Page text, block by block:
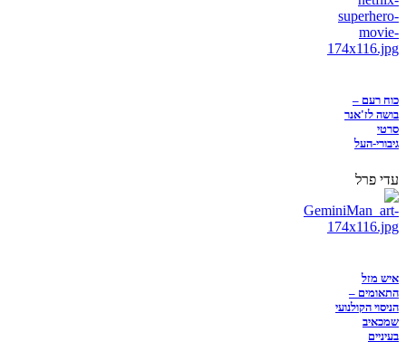
כוח רעם –
בושה לז'אנר
סרטי
גיבורי-העל
עדי פרל
איש מזל
התאומים –
הניסוי הקולנועי
שמכאיב
בעיניים